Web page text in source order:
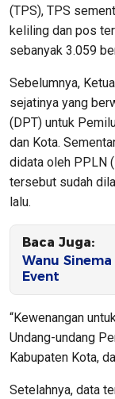
(TPS), TPS
keliling dan pos
sebanyak 3.059
Sebelumnya,
sejatinya yang
(DPT) untuk
dan Kota.
didata oleh PPLN
tersebut sudah
lalu.
Baca Juga:
Wanu
Event
“Kewenangan
Undang-undang
Kabupaten Kota,
Setelahnya, data